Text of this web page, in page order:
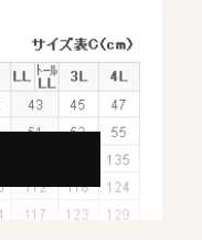
受け継がれた伝
、その高い品質を
柔らかさとしな
ふれる衣料に最
シャツやニット